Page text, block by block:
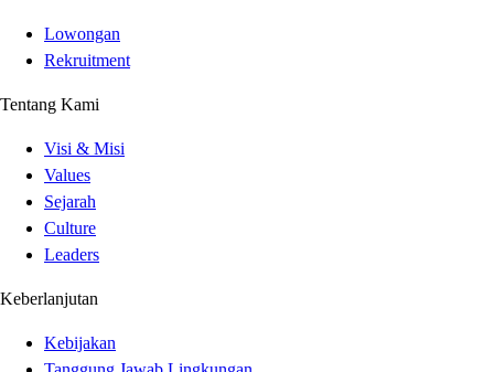
Lowongan
Rekruitment
Tentang Kami
Visi & Misi
Values
Sejarah
Culture
Leaders
Keberlanjutan
Kebijakan